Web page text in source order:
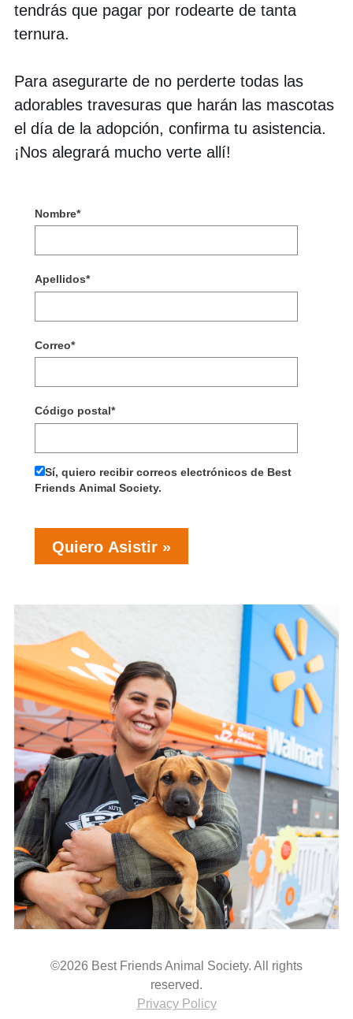
tendrás que pagar por rodearte de tanta
ternura.
Para asegurarte de no perderte todas las
adorables travesuras que harán las mascotas
el día de la adopción, confirma tu asistencia.
¡Nos alegrará mucho verte allí!
Nombre*
Apellidos*
Correo*
Código postal*
Sí, quiero recibir correos electrónicos de Best
Friends Animal Society.
©2026 Best Friends Animal Society. All rights
reserved.
Privacy Policy